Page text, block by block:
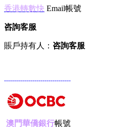
香港轉數快 Email帳號
咨詢客服
賬戶持有人： 咨詢客服
---------------------------------
澳門華僑銀行帳號